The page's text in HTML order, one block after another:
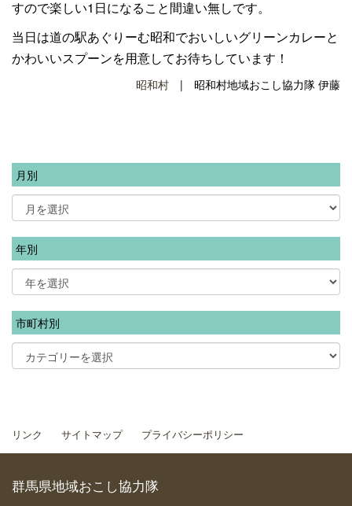
すので楽しい1日になること間違い無しです。
当日は道の駅あぐりーむ昭和でおいしいグリーンカレーと
かわいいスプーンを用意してお待ちしています！
昭和村 | 昭和村地域おこし協力隊 伊藤
月別
年別
市町村別
リンク サイトマップ プライバシーポリシー
群馬県地域おこし協力隊